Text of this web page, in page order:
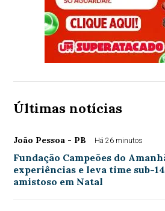
Últimas notícias
João Pessoa - PB Há 26 minutos
Fundação Campeões do
experiências e leva time sub-
amistoso em Natal